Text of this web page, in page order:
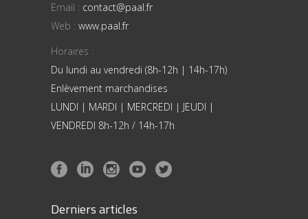
Email : contact@paal.fr
Web : www.paal.fr
Horaires :
Du lundi au vendredi (8h-12h | 14h-17h)
Enlèvement marchandises
LUNDI | MARDI | MERCREDI | JEUDI |
VENDREDI 8h-12h / 14h-17h
Derniers articles